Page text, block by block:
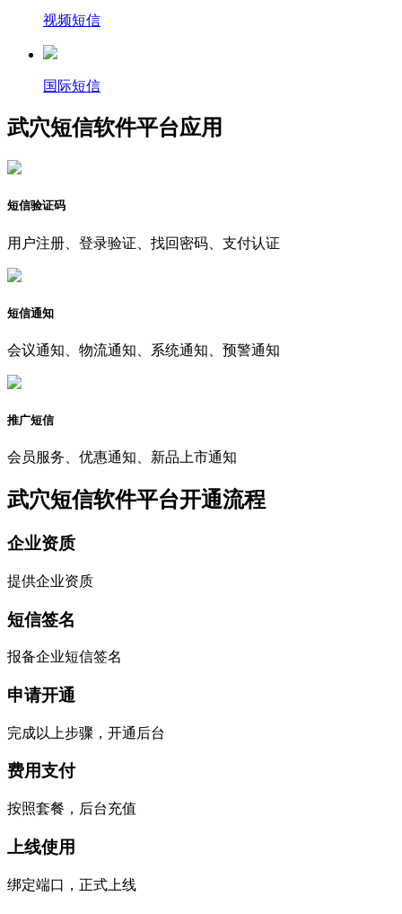
视频短信
国际短信
武穴短信软件平台应用
短信验证码
用户注册、登录验证、找回密码、支付认证
短信通知
会议通知、物流通知、系统通知、预警通知
推广短信
会员服务、优惠通知、新品上市通知
武穴短信软件平台开通流程
企业资质
提供企业资质
短信签名
报备企业短信签名
申请开通
完成以上步骤，开通后台
费用支付
按照套餐，后台充值
上线使用
绑定端口，正式上线